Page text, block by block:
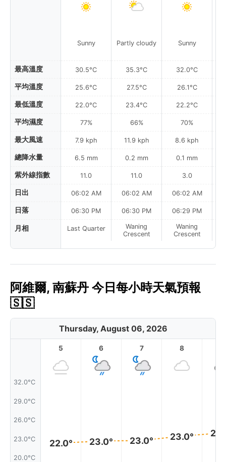
最高溫度
平均溫度
最低溫度
平均濕度
最大風速
總降水量
紫外線指數
日出
日落
月相
Sunny
30.5°C
25.6°C
22.0°C
77%
7.9 kph
6.5 mm
11.0
06:02 AM
06:30 PM
Last Quarter
Partly cloudy
35.3°C
27.5°C
23.4°C
66%
11.9 kph
0.2 mm
11.0
06:02 AM
06:30 PM
Waning
Crescent
Sunny
32.0°C
26.1°C
22.2°C
70%
8.6 kph
0.1 mm
3.0
06:02 AM
06:29 PM
Waning
Crescent
阿維爾, 南蘇丹 今日每小時天氣預報
🇸🇸
Thursday, August 06, 2026
32.0°C
29.0°C
26.0°C
23.0°C
20.0°C
5
22.0°
6
23.0°
7
23.0°
8
23.0°